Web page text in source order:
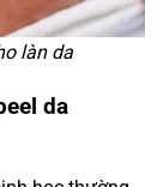
làn da
da